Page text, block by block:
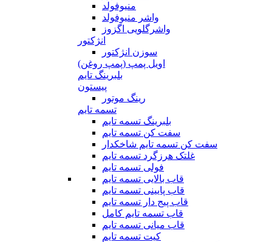
منیوفولد
واشر منیوفولد
واشرگلویی اگزوز
انژکتور
سوزن انژکتور
اویل پمپ (پمپ روغن)
بلبرینگ تایم
پیستون
رینگ موتور
تسمه تایم
بلبرینگ تسمه تایم
سفت کن تسمه تایم
سفت کن تسمه تایم شاخکدار
غلتک هرزگرد تسمه تایم
فولی تسمه تایم
قاب بالایی تسمه تایم
قاب پایینی تسمه تایم
قاب پیج دار تسمه تایم
قاب تسمه تایم کامل
قاب میانی تسمه تایم
کیت تسمه تایم